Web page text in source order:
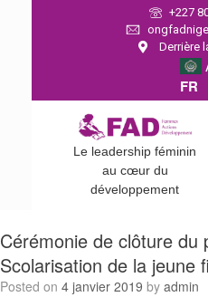
+227
Derrière
FR
Le leadership féminin
au cœur du
développement
Cérémonie de clôture du
Scolarisation de la jeune
Posted on 4 janvier 2019 by admin